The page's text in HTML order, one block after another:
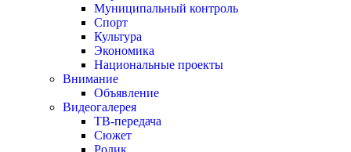
Муниципальный контроль
Спорт
Культура
Экономика
Национальные проекты
Внимание
Объявление
Видеогалерея
ТВ-передача
Сюжет
Ролик